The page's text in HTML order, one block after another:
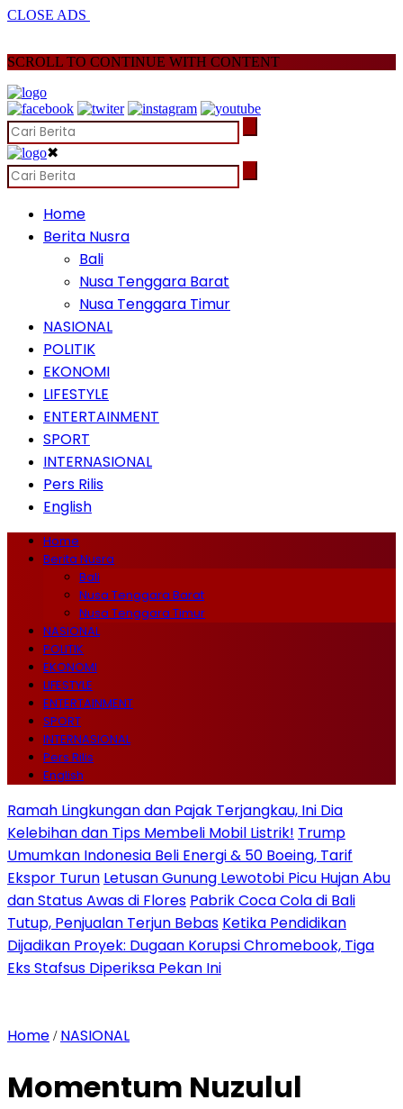
CLOSE ADS
SCROLL TO CONTINUE WITH CONTENT
✖
Home
Berita Nusra
Bali
Nusa Tenggara Barat
Nusa Tenggara Timur
NASIONAL
POLITIK
EKONOMI
LIFESTYLE
ENTERTAINMENT
SPORT
INTERNASIONAL
Pers Rilis
English
Home
Berita Nusra
Bali
Nusa Tenggara Barat
Nusa Tenggara Timur
NASIONAL
POLITIK
EKONOMI
LIFESTYLE
ENTERTAINMENT
SPORT
INTERNASIONAL
Pers Rilis
English
Ramah Lingkungan dan Pajak Terjangkau, Ini Dia
Kelebihan dan Tips Membeli Mobil Listrik! Trump
Umumkan Indonesia Beli Energi & 50 Boeing, Tarif
Ekspor Turun Letusan Gunung Lewotobi Picu Hujan Abu
dan Status Awas di Flores Pabrik Coca Cola di Bali
Tutup, Penjualan Terjun Bebas Ketika Pendidikan
Dijadikan Proyek: Dugaan Korupsi Chromebook, Tiga
Eks Stafsus Diperiksa Pekan Ini
Home / NASIONAL
Momentum Nuzulul